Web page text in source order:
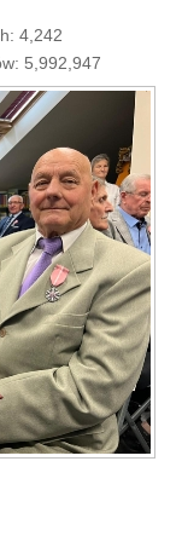
4,242
5,992,947